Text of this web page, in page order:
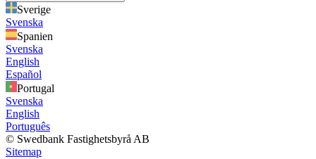
Sverige
Svenska
Spanien
Svenska
English
Español
Portugal
Svenska
English
Português
© Swedbank Fastighetsbyrå AB
Sitemap